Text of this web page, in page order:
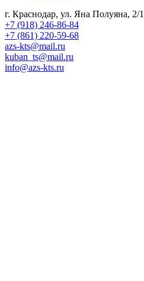
г. Краснодар, ул. Яна Полуяна, 2/1
+7 (918) 246-86-84
+7 (861) 220-59-68
azs-kts@mail.ru
kuban_ts@mail.ru
info@azs-kts.ru